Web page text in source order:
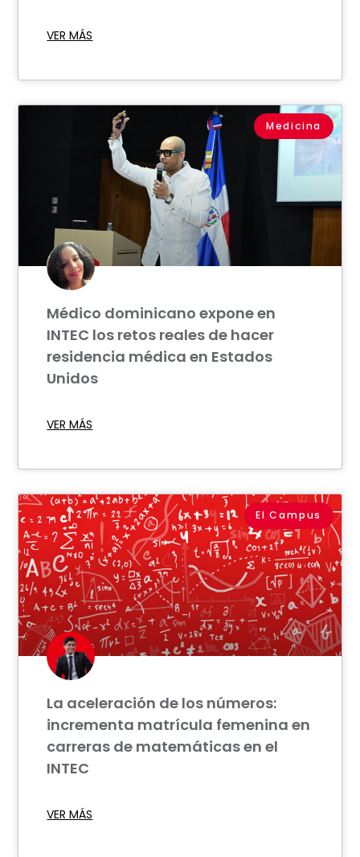
VER MÁS
Medicina
Médico dominicano expone en
INTEC los retos reales de hacer
residencia médica en Estados
Unidos
VER MÁS
El Campus
La aceleración de los números:
incrementa matrícula femenina en
carreras de matemáticas en el
INTEC
VER MÁS